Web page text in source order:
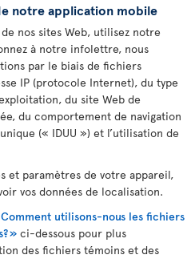
notre application mobile
de nos sites Web, utilisez notre
à notre infolettre, nous
par le biais de fichiers
IP (protocole Internet), du type
du site Web de
du comportement de navigation
(« IDUU ») et l’utilisation de
et paramètres de votre appareil,
vos données de localisation.
utilisons-nous les fichiers
» ci-dessous pour plus
des fichiers témoins et des